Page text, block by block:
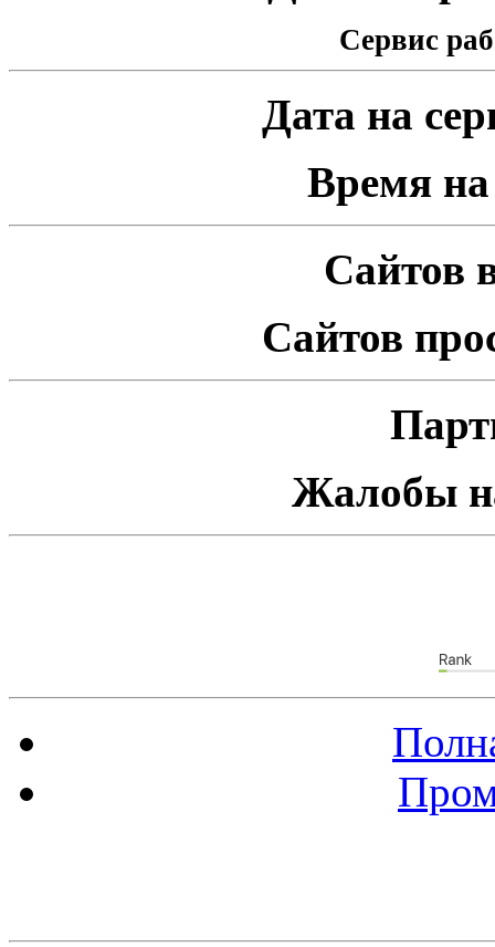
Сервис
Дата на
Время на
Сайтов
Сайтов
Жалобы